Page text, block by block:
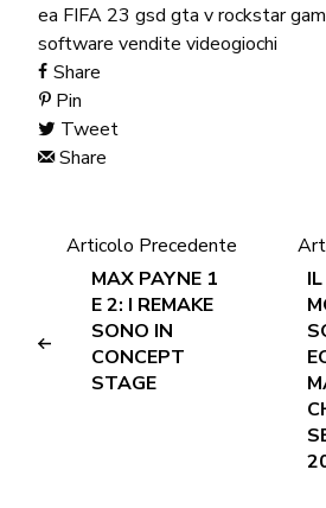
ea FIFA 23 gsd gta vrockstar
software vendite videogiochi
Share
Pin
Tweet
Share
Articolo Precedente
MAX PAYNE 1
E 2: I REMAKE
SONO IN
CONCEPT
STAGE